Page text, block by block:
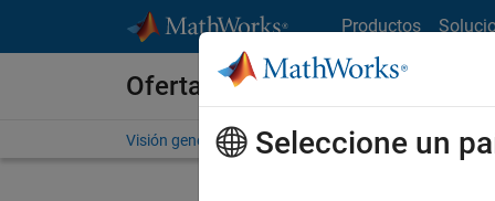
Productos
Ofertas de empleo en
Visión general Búsqueda de empleo Oficinas
Seleccione un